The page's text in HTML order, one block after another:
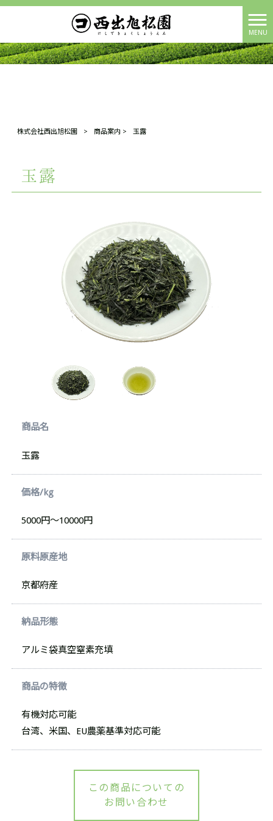
MENU
株式会社西出旭松園 > 商品案内 > 玉露
玉露
商品名
玉露
価格/kg
5000円～10000円
原料原産地
京都府産
納品形態
アルミ袋真空窒素充填
商品の特徴
有機対応可能
台湾、米国、EU農薬基準対応可能
この商品についての
お問い合わせ